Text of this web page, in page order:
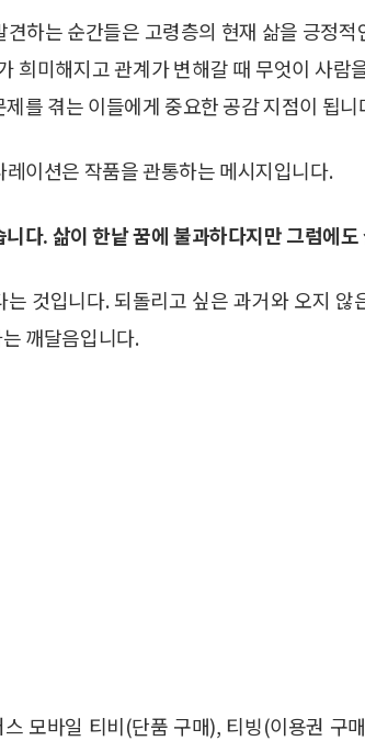
하는 순간들은 고령층의 현재 삶을 긍정
희미해지고 관계가 변해갈 때 무엇이 사람
를 겪는 이들에게 중요한 공감 지점이 됩니
이션은 작품을 관통하는 메시지입니다.
다. 삶이 한낱 꿈에 불과하다지만 그럼에
것입니다. 되돌리고 싶은 과거와 오지 않
깨달음입니다.
모바일 티비(단품 구매), 티빙(이용권 구